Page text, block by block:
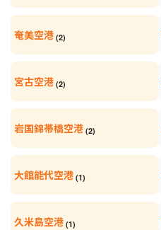
奄美空港 (2)
宮古空港 (2)
岩国錦帯橋空港 (2)
大館能代空港 (1)
久米島空港 (1)